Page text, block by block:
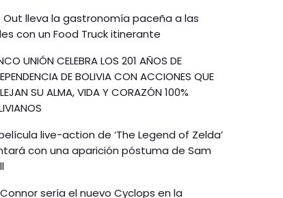
Out lleva la gastronomía paceña a las
con un Food Truck itinerante
UNIÓN CELEBRA LOS 201 AÑOS DE
DE BOLIVIA CON ACCIONES QUE
SU ALMA, VIDA Y CORAZÓN 100%
live-action de ‘The Legend of Zelda’
con una aparición póstuma de Sam
sería el nuevo Cyclops en la